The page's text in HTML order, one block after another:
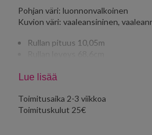
Pohjan väri: luonnonvalkoinen
Kuvion väri: vaaleansininen,
Rullan pituus 10,05m
Lue lisää
Toimitusaika 2-3 viikkoa
Toimituskulut 25€